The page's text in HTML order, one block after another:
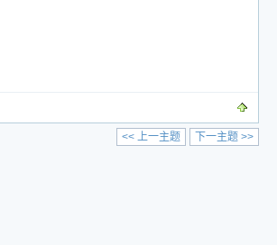
下一主题 >>
<< 上一主题